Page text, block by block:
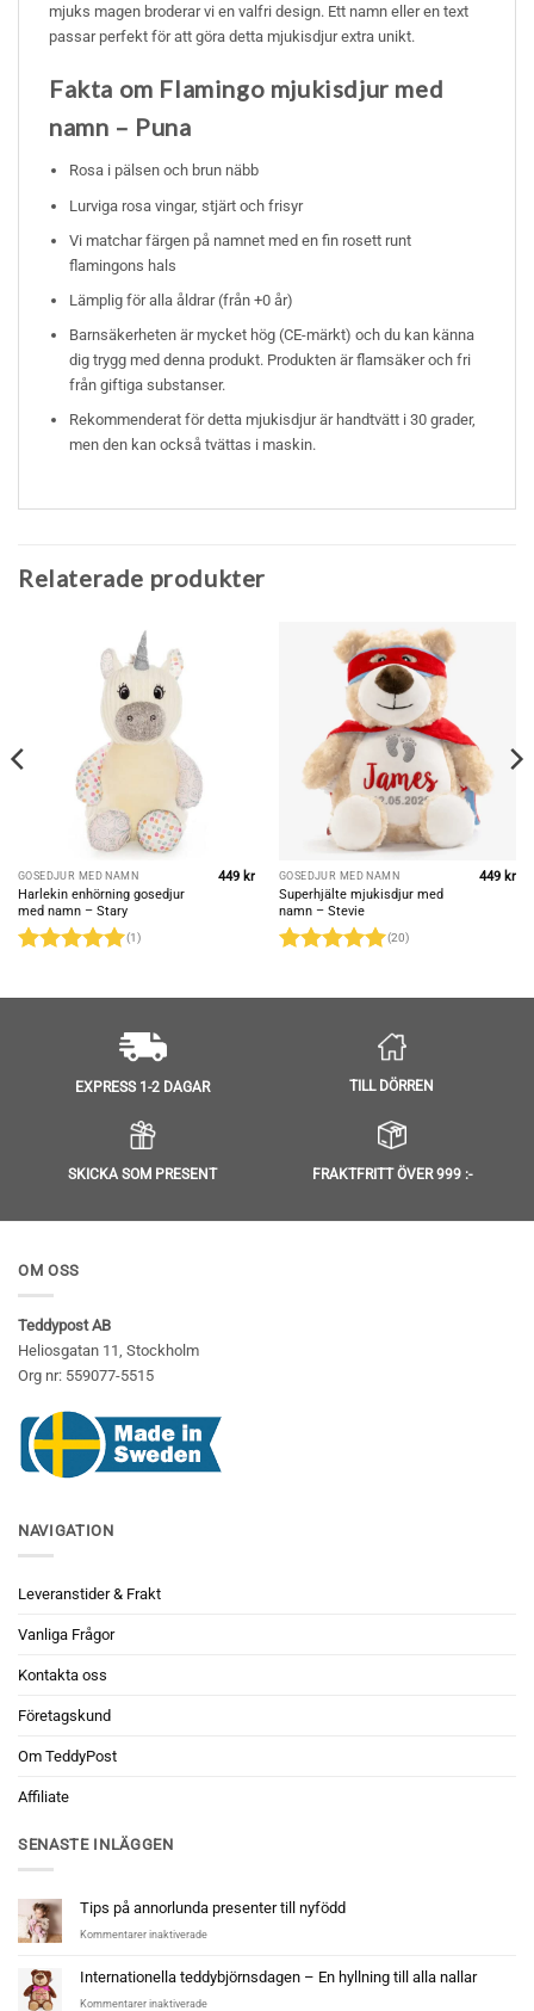
mjuks magen broderar vi en valfri design. Ett namn eller en text
passar perfekt för att göra detta mjukisdjur extra unikt.
Fakta om Flamingo mjukisdjur med
namn – Puna
Rosa i pälsen och brun näbb
Lurviga rosa vingar, stjärt och frisyr
Vi matchar färgen på namnet med en fin rosett runt
flamingons hals
Lämplig för alla åldrar (från +0 år)
Barnsäkerheten är mycket hög (CE-märkt) och du kan känna
dig trygg med denna produkt. Produkten är flamsäker och fri
från giftiga substanser.
Rekommenderat för detta mjukisdjur är handtvätt i 30 grader,
men den kan också tvättas i maskin.
Relaterade produkter
GOSEDJUR MED NAMN
Harlekin enhörning gosedjur
med namn – Stary
(1)
449kr GOSEDJUR MED NAMN
Superhjälte mjukisdjur med
namn – Stevie
(20)
449kr
EXPRESS 1-2 DAGAR TILL DÖRREN
SKICKA SOM PRESENT FRAKTFRITT ÖVER 999 :-
OM OSS
Teddypost AB
Heliosgatan 11, Stockholm
Org nr: 559077-5515
NAVIGATION
Leveranstider & Frakt
Vanliga Frågor
Kontakta oss
Företagskund
Om TeddyPost
Affiliate
SENASTE INLÄGGEN
Tips på annorlunda presenter till nyfödd
Kommentarer inaktiveradeför
på
annorlunda
presenter
Internationella teddybjörnsdagen – En hyllning till alla nallar
Kommentarer inaktiveradeför